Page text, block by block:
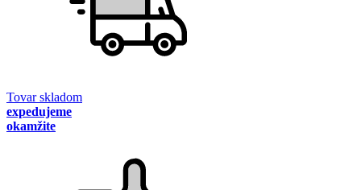
Tovar skladom
expedujeme
okamžite